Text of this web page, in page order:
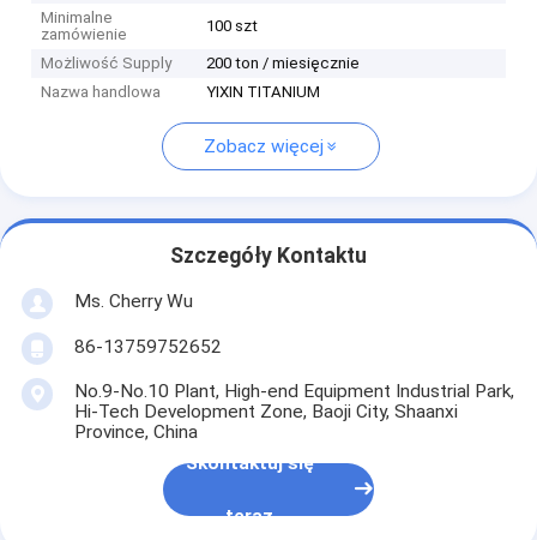
Minimalne
zamówienie
100 szt
Możliwość Supply
200 ton / miesięcznie
Nazwa handlowa
YIXIN TITANIUM
Zobacz więcej
Szczegóły Kontaktu
Ms. Cherry Wu
86-13759752652
No.9-No.10 Plant, High-end Equipment Industrial Park,
Hi-Tech Development Zone, Baoji City, Shaanxi
Province, China
Skontaktuj się
teraz